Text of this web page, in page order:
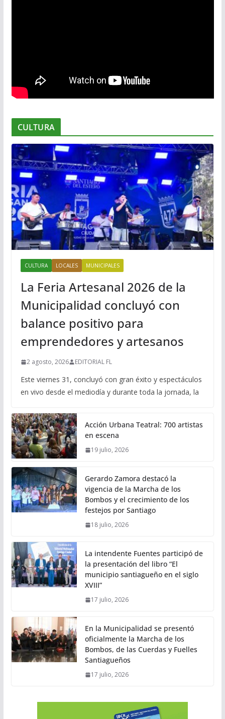
CULTURA
CULTURA LOCALES MUNICIPALES
La Feria Artesanal 2026 de la
Municipalidad concluyó con
balance positivo para
emprendedores y artesanos
2 agosto, 2026 EDITORIAL FL
Este viernes 31, concluyó con gran éxito y espectáculos
en vivo desde el mediodía y durante toda la jornada, la
Acción Urbana Teatral: 700 artistas
en escena
19 julio, 2026
Gerardo Zamora destacó la
vigencia de la Marcha de los
Bombos y el crecimiento de los
festejos por Santiago
18 julio, 2026
La intendente Fuentes participó de
la presentación del libro “El
municipio santiagueño en el siglo
XVIII”
17 julio, 2026
En la Municipalidad se presentó
oficialmente la Marcha de los
Bombos, de las Cuerdas y Fuelles
Santiagueños
17 julio, 2026